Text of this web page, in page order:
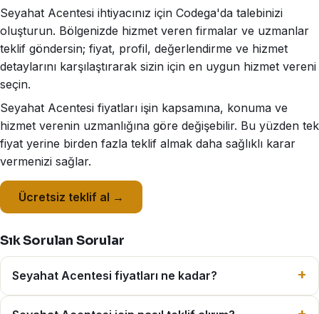
Seyahat Acentesi ihtiyacınız için Codega'da talebinizi
oluşturun. Bölgenizde hizmet veren firmalar ve uzmanlar
teklif göndersin; fiyat, profil, değerlendirme ve hizmet
detaylarını karşılaştırarak sizin için en uygun hizmet vereni
seçin.
Seyahat Acentesi fiyatları işin kapsamına, konuma ve
hizmet verenin uzmanlığına göre değişebilir. Bu yüzden tek
fiyat yerine birden fazla teklif almak daha sağlıklı karar
vermenizi sağlar.
Ücretsiz teklif al →
Sık Sorulan Sorular
Seyahat Acentesi fiyatları ne kadar?